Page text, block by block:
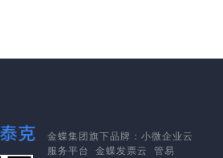
金蝶集团旗下品牌： 小微企业云
服务平台
金蝶发票云
管易